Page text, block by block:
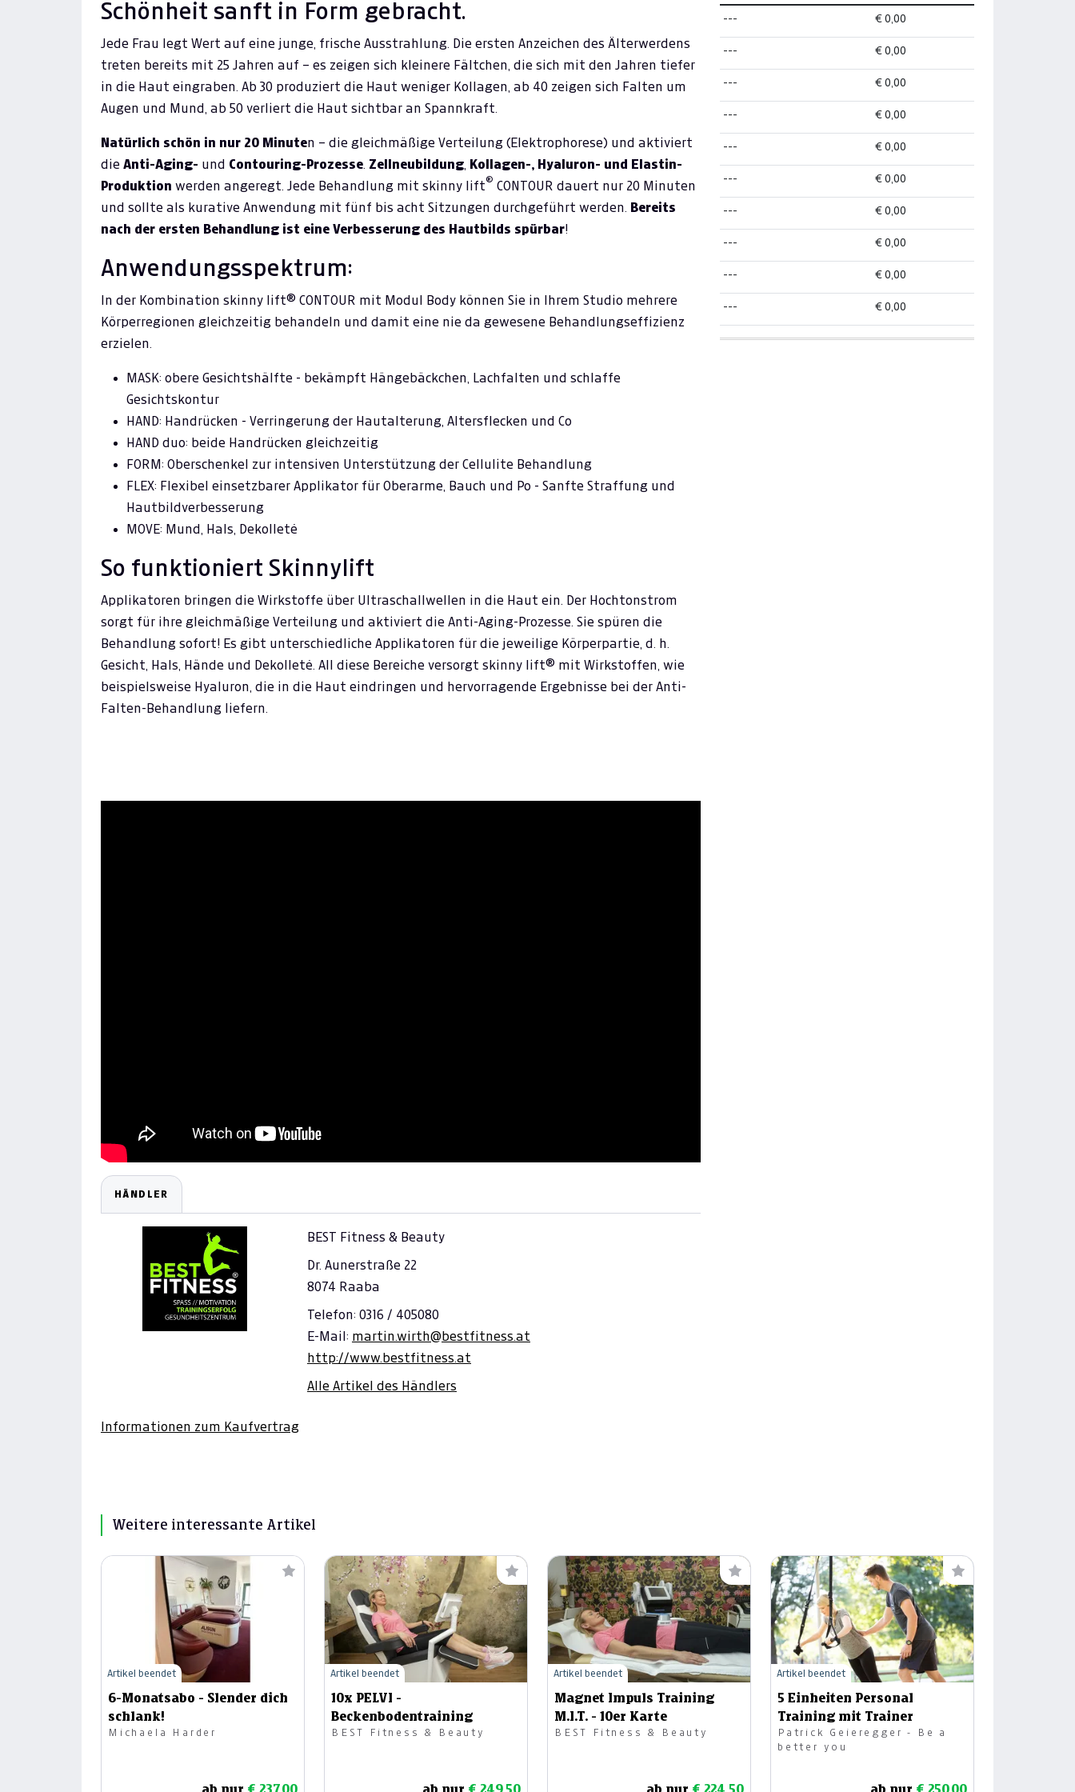
Schönheit sanft in Form gebracht.
Jede Frau legt Wert auf eine junge, frische Ausstrahlung. Die ersten Anzeichen des Älterwerdens
treten bereits mit 25 Jahren auf – es zeigen sich kleinere Fältchen, die sich mit den Jahren tiefer
in die Haut eingraben. Ab 30 produziert die Haut weniger Kollagen, ab 40 zeigen sich Falten um
Augen und Mund, ab 50 verliert die Haut sichtbar an Spannkraft.
Natürlich schön in nur 20 Minuten – die gleichmäßige Verteilung (Elektrophorese) und aktiviert
die Anti-Aging- und Contouring-Prozesse Zellneubildung Kollagen-, Hyaluron- und Elastin-
Produktion werden angeregt. Jede Behandlung mit skinny lift® CONTOUR dauert nur 20 Minuten
und sollte als kurative Anwendung mit fünf bis acht Sitzungen durchgeführt werden.
Bereits
nach der ersten Behandlung ist eine Verbesserung des Hautbilds spürbar!
Anwendungsspektrum:
In der Kombination skinny lift® CONTOUR mit Modul Body können Sie in Ihrem Studio mehrere
Körperregionen gleichzeitig behandeln und damit eine nie da gewesene Behandlungseffizienz
erzielen.
MASK: obere Gesichtshälfte - bekämpft Hängebäckchen, Lachfalten und schlaffe
Gesichtskontur
HAND: Handrücken - Verringerung der Hautalterung, Altersflecken und Co
HAND duo: beide Handrücken gleichzeitig
FORM: Oberschenkel zur intensiven Unterstützung der Cellulite Behandlung
FLEX: Flexibel einsetzbarer Applikator für Oberarme, Bauch und Po - Sanfte Straffung und
Hautbildverbesserung
MOVE: Mund, Hals, Dekolleté
So funktioniert Skinnylift
Applikatoren bringen die Wirkstoffe über Ultraschallwellen in die Haut ein. Der Hochtonstrom
sorgt für ihre gleichmäßige Verteilung und aktiviert die Anti-Aging-Prozesse. Sie spüren die
Behandlung sofort! Es gibt unterschiedliche Applikatoren für die jeweilige Körperpartie, d. h.
Gesicht, Hals, Hände und Dekolleté. All diese Bereiche versorgt skinny lift® mit Wirkstoffen, wie
beispielsweise Hyaluron, die in die Haut eindringen und hervorragende Ergebnisse bei der Anti-
Falten-Behandlung liefern.
HÄNDLER
BEST Fitness & Beauty
Dr. Aunerstraße 22
8074 Raaba
Telefon: 0316 / 405080
E-Mail: martin.wirth@bestfitness.at
http://www.bestfitness.at
Alle Artikel des Händlers
Informationen zum Kaufvertrag
--- € 0,00
--- € 0,00
--- € 0,00
--- € 0,00
--- € 0,00
--- € 0,00
--- € 0,00
--- € 0,00
--- € 0,00
--- € 0,00
Weitere interessante Artikel
6-Monatsabo - Slender dich
schlank!
Michaela Harder
ab nur € 237,00
Artikel beendet
10x PELVI -
Beckenbodentraining
BEST Fitness & Beauty
ab nur € 249,50
Artikel beendet
Magnet Impuls Training
M.I.T. - 10er Karte
BEST Fitness & Beauty
ab nur € 224,50
Artikel beendet
5 Einheiten Personal
Training mit Trainer
Patrick Geieregger - Be a
better you
ab nur € 250,00
Artikel beendet